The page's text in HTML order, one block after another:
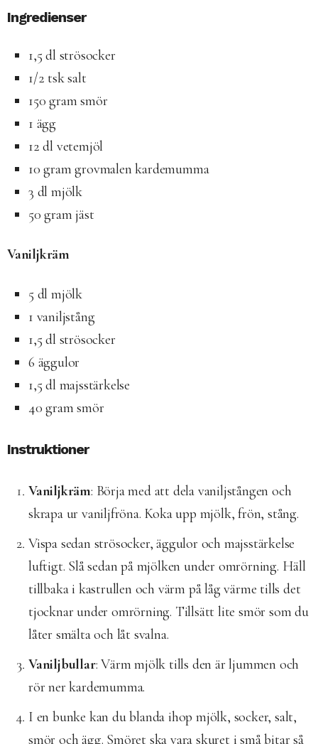
Ingredienser
1,5 dl strösocker
1/2 tsk salt
150 gram smör
1 ägg
12 dl vetemjöl
10 gram grovmalen kardemumma
3 dl mjölk
50 gram jäst
Vaniljkräm
5 dl mjölk
1 vaniljstång
1,5 dl strösocker
6 äggulor
1,5 dl majsstärkelse
40 gram smör
Instruktioner
Vaniljkräm: Börja med att dela vaniljstången och
skrapa ur vaniljfröna. Koka upp mjölk, frön, stång.
Vispa sedan strösocker, äggulor och majsstärkelse
luftigt. Slå sedan på mjölken under omrörning. Häll
tillbaka i kastrullen och värm på låg värme tills det
tjocknar under omrörning. Tillsätt lite smör som du
låter smälta och låt svalna.
Vaniljbullar: Värm mjölk tills den är ljummen och
rör ner kardemumma.
I en bunke kan du blanda ihop mjölk, socker, salt,
smör och ägg. Smöret ska vara skuret i små bitar så